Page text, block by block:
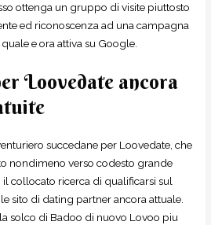
ottenga un gruppo di visite piuttosto
ed riconoscenza ad una campagna
e ora attiva su Google.
Loovedate ancora
succedane per Loovedate, che
nondimeno verso codesto grande
il collocato ricerca di qualificarsi sul
sito di dating partner ancora attuale.
solco di Badoo di nuovo Lovoo piu